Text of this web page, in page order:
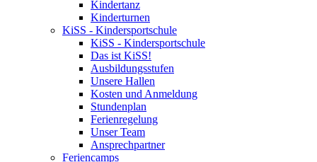
Kindertanz
Kinderturnen
KiSS - Kindersportschule
KiSS - Kindersportschule
Das ist KiSS!
Ausbildungsstufen
Unsere Hallen
Kosten und Anmeldung
Stundenplan
Ferienregelung
Unser Team
Ansprechpartner
Feriencamps